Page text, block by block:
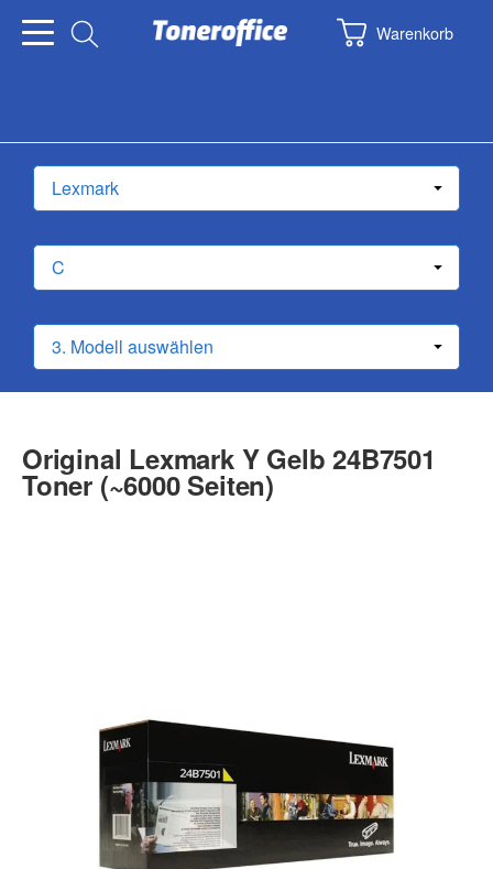
Warenkorb
Original Lexmark Y Gelb 24B7501
Toner (~6000 Seiten)